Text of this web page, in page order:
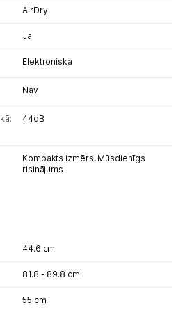
tehnika
AirDry
Jā
Elektroniska
Nav
44dB
Kompakts izmērs, Mūsdienīgs
risinājums
44.6 cm
81.8 - 89.8 cm
55 cm